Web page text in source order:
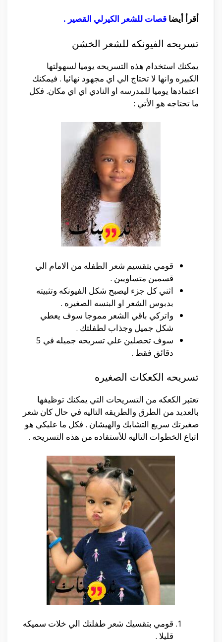
أقرأ أيضا قصات للشعر الكيرلي القصير .
تسريحه الفيونكه للشعر الخشن
يمكنك استخدام هذه التسريحه يوميا لسهولتها
الكبيره وانها لا تحتاج الي اي مجهود نهائيا . فيمكنك
اعتمادها يوميا للمدرسه او النادي اي اي مكان. فكل
ما تحتاجه هو الأتي :
قومي بتقسيم شعر الطفله من الامام الي
قسمين متساويين .
اثني كل جزء ليصبح شكل الفيونكه وتثبيته
بدبوس الشعر او البنسه الصغيره .
واتركي باقي الشعر مموجا سوف يعطي
شكل جميل وجذاب لطفلتك .
سوف تحصلين علي تسريحه جميله في 5
دقائق فقط .
تسريحه الكعكات الصغيره
تعتبر الكعكه من التسريحات التي يمكنك توظيفها
بالعديد من الطرق والطريقه التاليه في حال كان شعر
صغيرتك سريع التشابك والهيشان . فكل ما عليكي هو
اتباع الخطوات التاليه للأستفاده من هذه التسريحه .
قومي بتقسيك شعر طفلتك الي خلات سميكه
قليلا .